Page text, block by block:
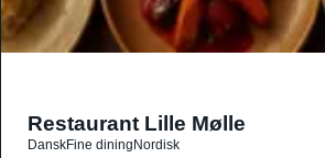
Restaurant Lille Mølle
DanskFine diningNordisk